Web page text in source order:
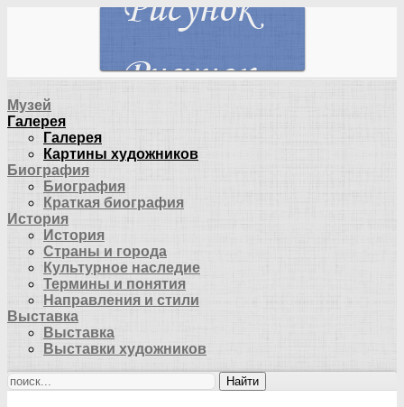
Музей
Галерея
Галерея
Картины художников
Биография
Биография
Краткая биография
История
История
Страны и города
Культурное наследие
Термины и понятия
Направления и стили
Выставка
Выставка
Выставки художников
Найти